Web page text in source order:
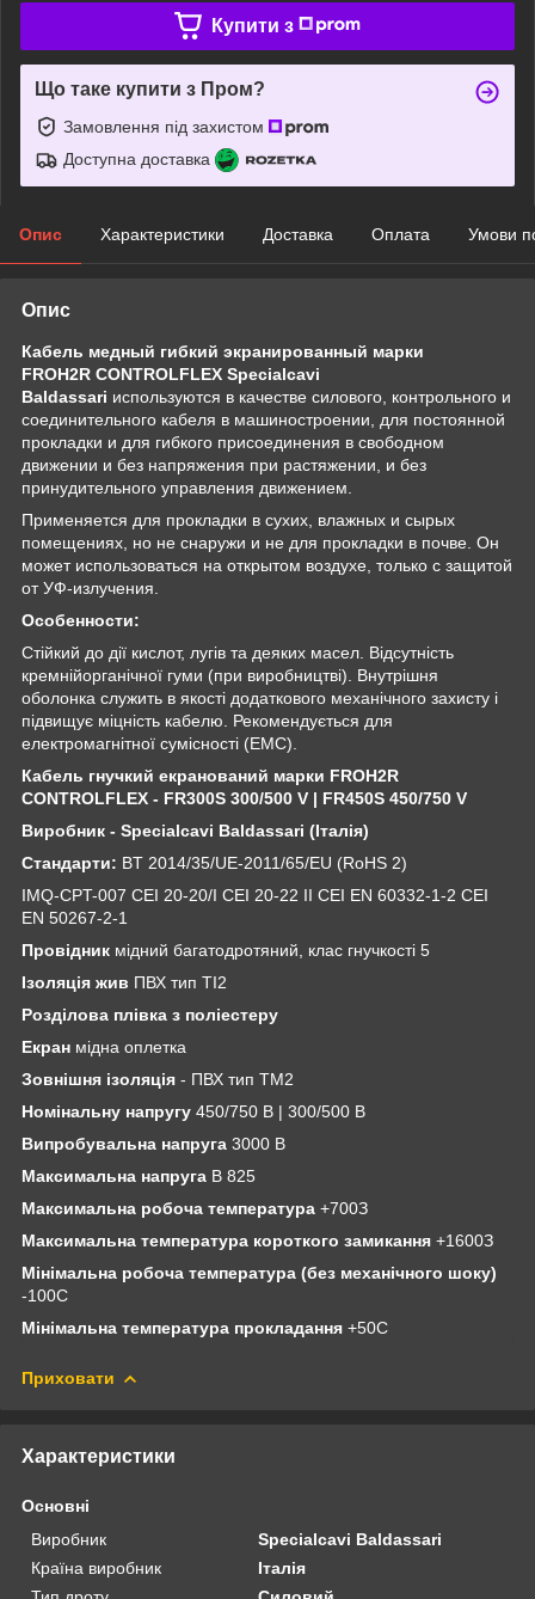
Купити з
Що таке купити з Пром?
Замовлення під захистом
Доступна доставка
Опис Характеристики Доставка Оплата Умови
Опис
Кабель медный гибкий экранированный марки
FROH2R CONTROLFLEX Specialcavi
Baldassari используются в качестве силового, контрольного и
соединительного кабеля в машиностроении, для постоянной
прокладки и для гибкого присоединения в свободном
движении и без напряжения при растяжении, и без
принудительного управления движением.
Применяется для прокладки в сухих, влажных и сырых
помещениях, но не снаружи и не для прокладки в почве. Он
может использоваться на открытом воздухе, только с защитой
от УФ-излучения.
Особенности:
Стійкий до дії кислот, лугів та деяких масел. Відсутність
кремнійорганічної гуми (при виробництві). Внутрішня
оболонка служить в якості додаткового механічного захисту і
підвищує міцність кабелю. Рекомендується для
електромагнітної сумісності (ЕМС).
Кабель гнучкий екранований марки FROH2R
CONTROLFLEX - FR300S 300/500 V | FR450S 450/750 V
Виробник - Specialcavi Baldassari (Італія)
Стандарти: BT 2014/35/UE-2011/65/EU (RoHS 2)
IMQ-CPT-007 CEI 20-20/I CEI 20-22 II CEI EN 60332-1-2 CEI
EN 50267-2-1
Провідник мідний багатодротяний, клас гнучкості 5
Ізоляція жив ПВХ тип TI2
Розділова плівка з поліестеру
Екран мідна оплетка
Зовнішня ізоляція - ПВХ тип ТМ2
Номінальну напругу 450/750 В | 300/500 В
Випробувальна напруга 3000 В
Максимальна напруга В 825
Максимальна робоча температура +700З
Максимальна температура короткого замикання +1600З
Мінімальна робоча температура (без механічного шоку)
-100С
Мінімальна температура прокладання +50С
Приховати
Характеристики
Основні
Виробник
Specialcavi Baldassari
Країна виробник
Італія